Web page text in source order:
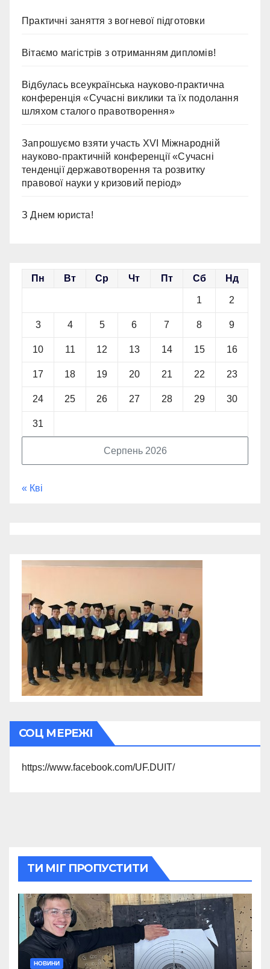
Практичні заняття з вогневої підготовки
Вітаємо магістрів з отриманням дипломів!
Відбулась всеукраїнська науково-практична
конференція «Сучасні виклики та їх подолання
шляхом сталого правотворення»
Запрошуємо взяти участь ХVІ Міжнародній
науково-практичній конференції «Сучасні
тенденції державотворення та розвитку
правової науки у кризовий період»
З Днем юриста!
Серпень 2026
Пн Вт Ср Чт Пт Сб Нд
1 2
3 4 5 6 7 8 9
10 11 12 13 14 15 16
17 18 19 20 21 22 23
24 25 26 27 28 29 30
31
« Кві
СОЦ МЕРЕЖІ
https://www.facebook.com/UF.DUIT/
ТИ МІГ ПРОПУСТИТИ
НОВИНИ